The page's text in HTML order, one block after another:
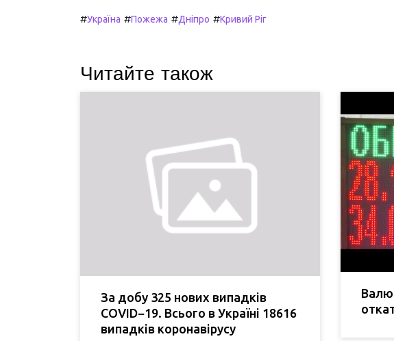
#Україна #Пожежа #Дніпро #Кривий Ріг
Читайте також
За добу 325 нових випадків
COVID−19. Всього в Україні 18616
випадків коронавірусу